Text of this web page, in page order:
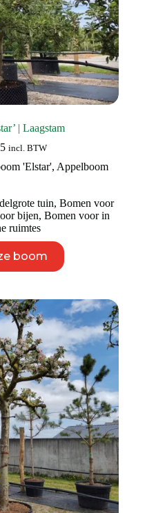
| Laagstam
Prijsklasse:
tot
incl. BTW
'Elstar', Appelboom
tuin, Bomen voor
bijen, Bomen voor in
ruimtes
boom